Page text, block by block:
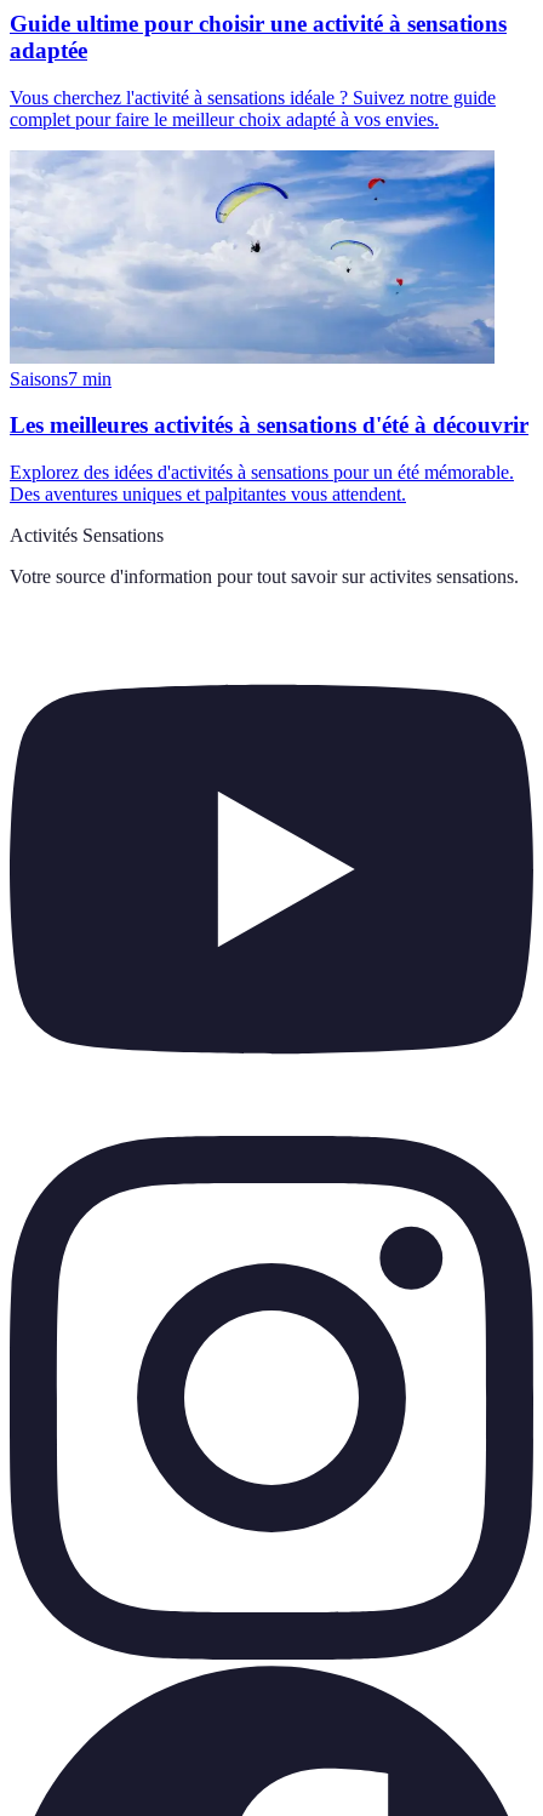
Guide ultime pour choisir une activité à sensations
adaptée
Vous cherchez l'activité à sensations idéale ? Suivez notre guide
complet pour faire le meilleur choix adapté à vos envies.
Saisons7 min
Les meilleures activités à sensations d'été à découvrir
Explorez des idées d'activités à sensations pour un été mémorable.
Des aventures uniques et palpitantes vous attendent.
Activités Sensations
Votre source d'information pour tout savoir sur activites sensations.